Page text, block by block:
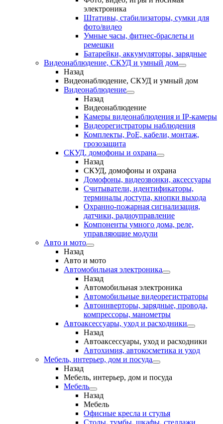
электроника
Штативы, стабилизаторы, сумки для
фото/видео
Умные часы, фитнес-браслеты и
ремешки
Батарейки, аккумуляторы, зарядные
Видеонаблюдение, СКУД и умный дом
Назад
Видеонаблюдение, СКУД и умный дом
Видеонаблюдение
Назад
Видеонаблюдение
Камеры видеонаблюдения и IP-камеры
Видеорегистраторы наблюдения
Комплекты, PoE, кабели, монтаж,
грозозащита
СКУД, домофоны и охрана
Назад
СКУД, домофоны и охрана
Домофоны, видеозвонки, аксессуары
Считыватели, идентификаторы,
терминалы доступа, кнопки выхода
Охранно-пожарная сигнализация,
датчики, радиоуправление
Компоненты умного дома, реле,
управляющие модули
Авто и мото
Назад
Авто и мото
Автомобильная электроника
Назад
Автомобильная электроника
Автомобильные видеорегистраторы
Автоинверторы, зарядные, провода,
компрессоры, манометры
Автоаксессуары, уход и расходники
Назад
Автоаксессуары, уход и расходники
Автохимия, автокосметика и уход
Мебель, интерьер, дом и посуда
Назад
Мебель, интерьер, дом и посуда
Мебель
Назад
Мебель
Офисные кресла и стулья
Столы, тумбы, шкафы, стеллажи